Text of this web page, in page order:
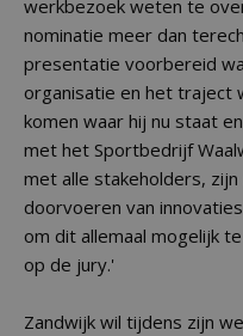
werkbezoek weten te
nominatie meer dan
presentatie voorbereid
organisatie en het traject
komen waar hij nu staat
met het Sportbedrijf
met alle stakeholders,
doorvoeren van
om dit allemaal mogelijk
op de jury.'
Zandwijk wil tijdens zijn